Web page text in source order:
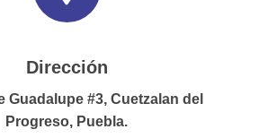
Dirección
Guadalupe #3, Cuetzalan del
Progreso, Puebla.